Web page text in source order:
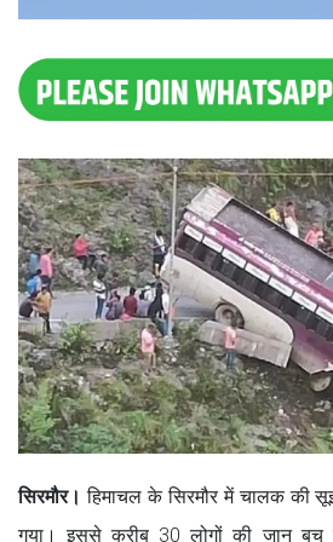
सिरमौर। हिमाचल के सिरमौर में चालक की
गया। इससे करीब 30 लोगों की जान बच